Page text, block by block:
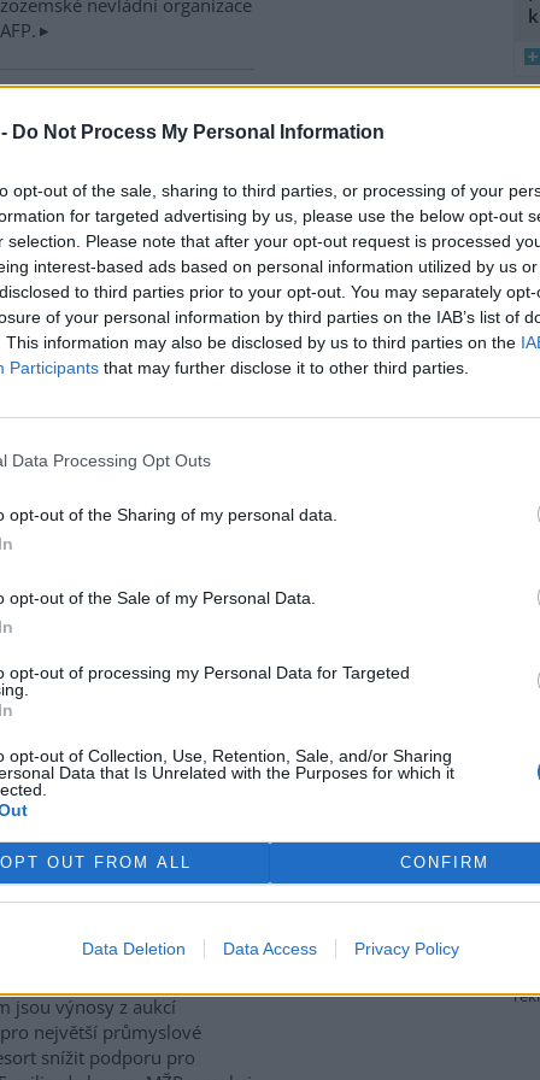
Do Not Process My Personal Information
opt-out of the sale, sharing to third parties, or processing of your
for targeted advertising by us, please use the below opt-out
selection. Please note that after your opt-out request is processed
interest-based ads based on personal information utilized by us
to third parties prior to your opt-out. You may separately
of your personal information by third parties on the IAB’s list of
This information may also be disclosed by us to third parties on the
Participants that may further disclose it to other third parties.
Data Processing Opt Outs
opt-out of the Sharing of my personal data.
opt-out of the Sale of my Personal Data.
opt-out of processing my Personal Data for Targeted
opt-out of Collection, Use, Retention, Sale, and/or Sharing
Data that Is Unrelated with the Purposes for which it
OPT OUT FROM ALL CONFIRM
Data Deletion Data Access Privacy Policy
řeky minimální průtoky
jihočeských řekách historicky
průtok vody. Nejhorší je
v rovinatých oblastech,
na Českobudějovicku. ČTK
krajině,
12
významně zvyšují počet i
krajině. Biodiverzitě
také staré stodoly,
ptákům poskytují úkryt i
krajině naopak
obratlovců Akademie
přesun peněz z výnosů
ČR kritizují
životního prostředí
za plánovaný přesun peněz z
v
tiskové zprávěa
chce podle nich
jsou výnosy z aukcí
největší průmyslové
snížit podporu pro